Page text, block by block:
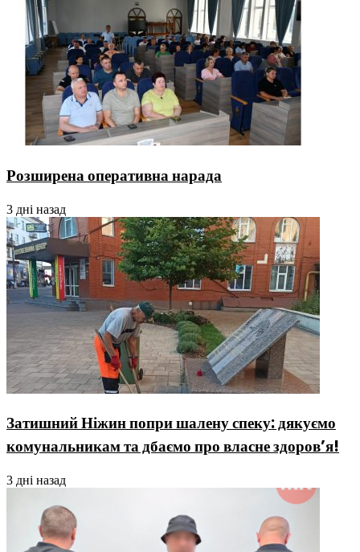
Розширена оперативна нарада
3 дні назад
Затишний Ніжин попри шалену спеку: дякуємо
комунальникам та дбаємо про власне здоров’я!
3 дні назад